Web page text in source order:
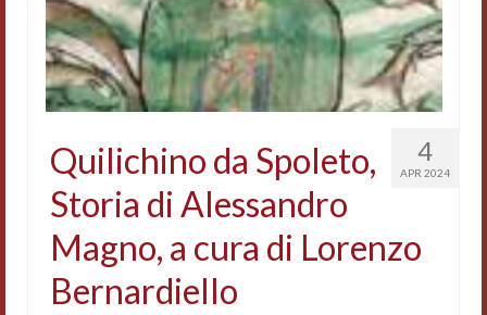
4
APR 2024
Quilichino da Spoleto,
Storia di Alessandro
Magno, a cura di Lorenzo
Bernardiello